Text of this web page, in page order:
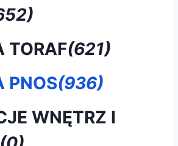
TORAF(621)
PNOS(936)
WNĘTRZ I